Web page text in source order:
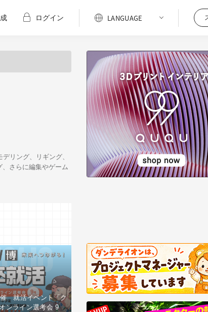
ログイン
リング、リギング、
さらに編集やゲーム
就活イベント「ク
ンライン選考会 9
2026/08/07
LIVEはどう生まれる？――東映ツー